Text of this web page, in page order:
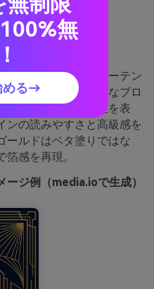
テルメニュー
鍮や深いブルーのカーテン
ます。濃い色は大胆なブロ
アールデコの対称性を表
ンの読みやすさと高級感を
ールドはベタ塗りではな
感を再現。
ージ例（media.ioで生成）
無
める→